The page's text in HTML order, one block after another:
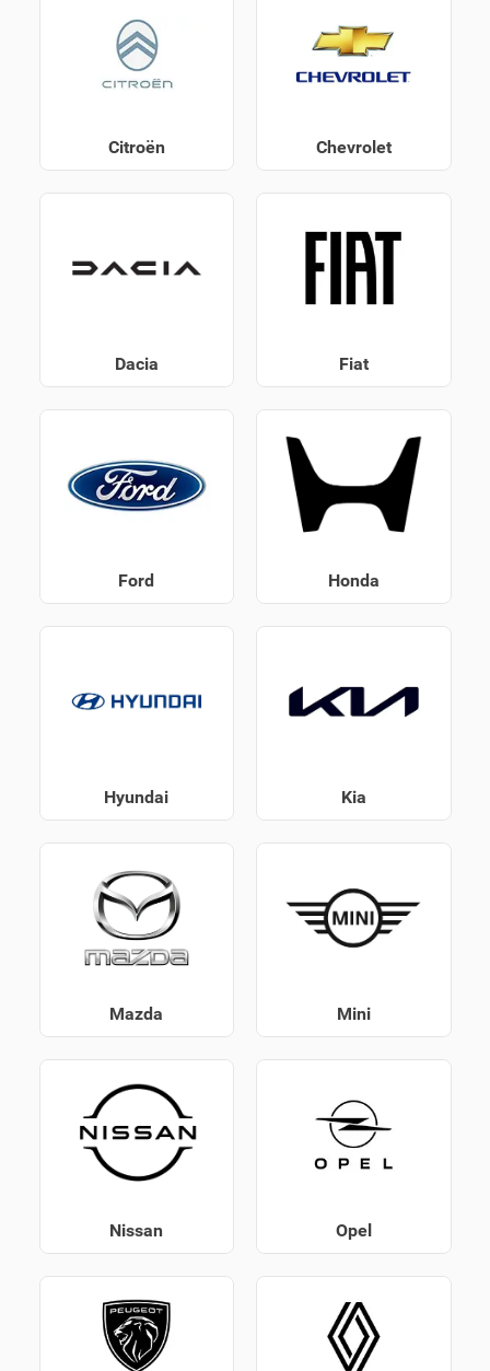
Citroën Chevrolet
Dacia Fiat
Ford Honda
Hyundai Kia
Mazda Mini
Nissan Opel